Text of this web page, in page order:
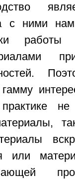
с ними
не
или